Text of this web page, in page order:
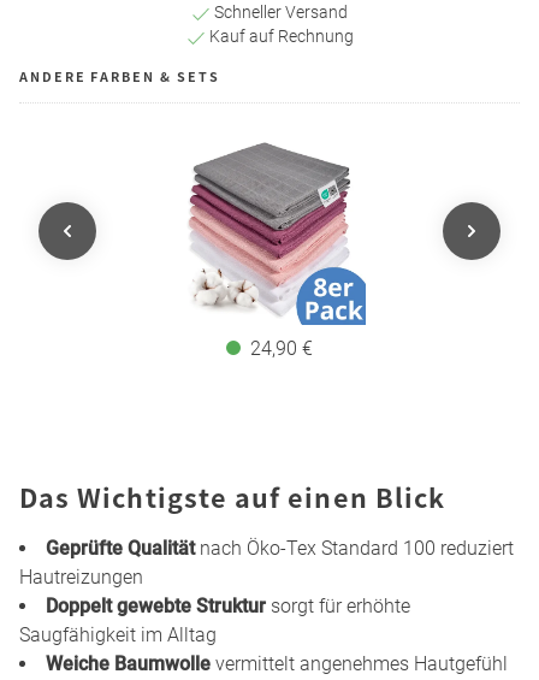
Schneller Versand
Kauf auf Rechnung
ANDERE FARBEN & SETS
24,90 €
Das Wichtigste auf einen Blick
Geprüfte Qualitätnach Öko-Tex Standard 100 reduziert
Hautreizungen
Doppelt gewebte Struktur sorgt für erhöhte
Saugfähigkeit im Alltag
Weiche Baumwolle vermittelt angenehmes Hautgefühl